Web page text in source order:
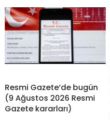
Resmi Gazete’de bugün
(9 Ağustos 2026 Resmi
Gazete kararları)